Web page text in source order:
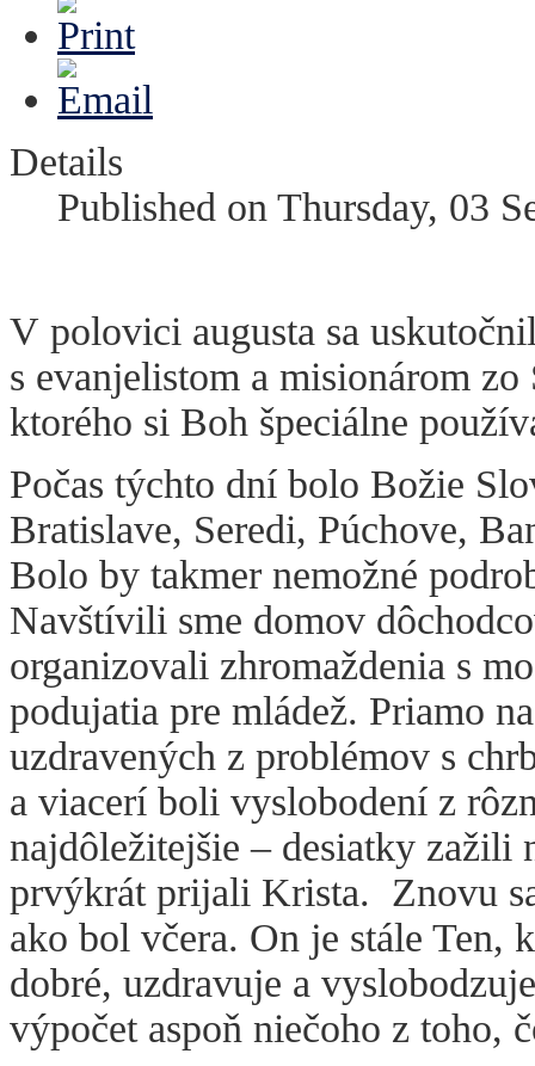
Details
Published on Thursday, 03
V polovici augusta sa
s evanjelistom a misionárom
ktorého si Boh špeciálne
Počas týchto dní bolo Božie
Bratislave, Seredi, Púchove,
Bolo by takmer nemožné
Navštívili sme domov
organizovali zhromaždenia s
podujatia pre mládež. Priamo
uzdravených z problémov s
a viacerí boli vyslobodení z
najdôležitejšie – desiatky zažili
prvýkrát prijali Krista. Znovu
ako bol včera. On je stále Ten,
dobré, uzdravuje a
výpočet aspoň niečoho z toho,